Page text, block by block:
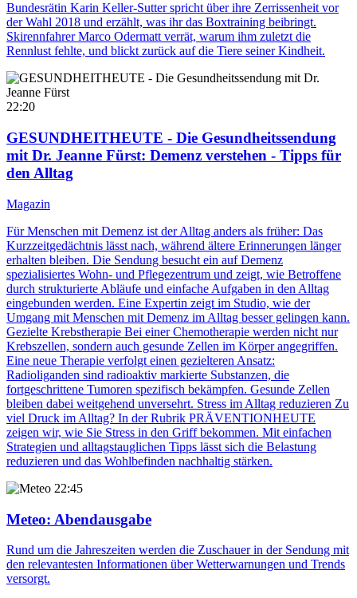
Bundesrätin Karin Keller-Sutter spricht über ihre Zerrissenheit vor
der Wahl 2018 und erzählt, was ihr das Boxtraining beibringt.
Skirennfahrer Marco Odermatt verrät, warum ihm zuletzt die
Rennlust fehlte, und blickt zurück auf die Tiere seiner Kindheit.
22:20
GESUNDHEITHEUTE - Die Gesundheitssendung
mit Dr. Jeanne Fürst: Demenz verstehen - Tipps für
den Alltag
Magazin
Für Menschen mit Demenz ist der Alltag anders als früher: Das
Kurzzeitgedächtnis lässt nach, während ältere Erinnerungen länger
erhalten bleiben. Die Sendung besucht ein auf Demenz
spezialisiertes Wohn- und Pflegezentrum und zeigt, wie Betroffene
durch strukturierte Abläufe und einfache Aufgaben in den Alltag
eingebunden werden. Eine Expertin zeigt im Studio, wie der
Umgang mit Menschen mit Demenz im Alltag besser gelingen kann.
Gezielte Krebstherapie Bei einer Chemotherapie werden nicht nur
Krebszellen, sondern auch gesunde Zellen im Körper angegriffen.
Eine neue Therapie verfolgt einen gezielteren Ansatz:
Radioliganden sind radioaktiv markierte Substanzen, die
fortgeschrittene Tumoren spezifisch bekämpfen. Gesunde Zellen
bleiben dabei weitgehend unversehrt. Stress im Alltag reduzieren Zu
viel Druck im Alltag? In der Rubrik PRÄVENTIONHEUTE
zeigen wir, wie Sie Stress in den Griff bekommen. Mit einfachen
Strategien und alltagstauglichen Tipps lässt sich die Belastung
reduzieren und das Wohlbefinden nachhaltig stärken.
22:45
Meteo: Abendausgabe
Rund um die Jahreszeiten werden die Zuschauer in der Sendung mit
den relevantesten Informationen über Wetterwarnungen und Trends
versorgt.